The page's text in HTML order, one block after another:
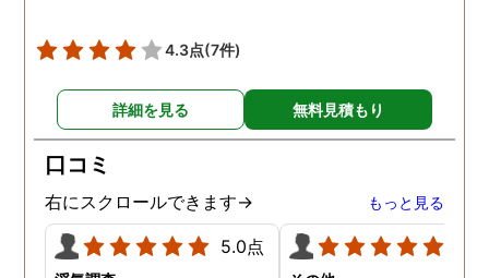
も、不安で日々辛い気持ち
対応して頂いた上に、かな
り迅速に弁護士に関するア
ドバイスを頂き繋いで下さ
った事、本当に感謝してい
ます。
4.3点(7件)
詳細を見る 無料見積もり
口コミ
右にスクロールできます→ もっと見る
5.0点